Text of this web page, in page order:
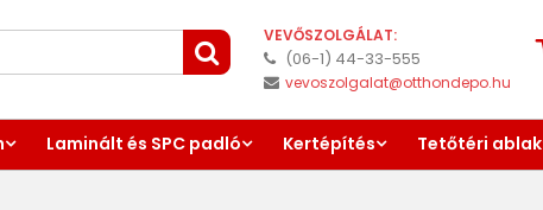
VEVŐSZOLGÁLAT:
(06-1) 44-33-555
vevoszolgalat@otthondepo.hu
Laminált és SPC padló Kertépítés Tetőtéri ablak